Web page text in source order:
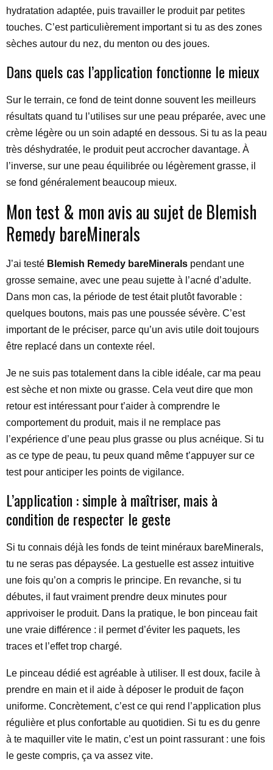
hydratation adaptée, puis travailler le produit par petites
touches. C’est particulièrement important si tu as des zones
sèches autour du nez, du menton ou des joues.
Dans quels cas l’application fonctionne le mieux
Sur le terrain, ce fond de teint donne souvent les meilleurs
résultats quand tu l’utilises sur une peau préparée, avec une
crème légère ou un soin adapté en dessous. Si tu as la peau
très déshydratée, le produit peut accrocher davantage. À
l’inverse, sur une peau équilibrée ou légèrement grasse, il
se fond généralement beaucoup mieux.
Mon test & mon avis au sujet de Blemish
Remedy bareMinerals
J’ai testé Blemish Remedy bareMinerals pendant une
grosse semaine, avec une peau sujette à l’acné d’adulte.
Dans mon cas, la période de test était plutôt favorable :
quelques boutons, mais pas une poussée sévère. C’est
important de le préciser, parce qu’un avis utile doit toujours
être replacé dans un contexte réel.
Je ne suis pas totalement dans la cible idéale, car ma peau
est sèche et non mixte ou grasse. Cela veut dire que mon
retour est intéressant pour t’aider à comprendre le
comportement du produit, mais il ne remplace pas
l’expérience d’une peau plus grasse ou plus acnéique. Si tu
as ce type de peau, tu peux quand même t’appuyer sur ce
test pour anticiper les points de vigilance.
L’application : simple à maîtriser, mais à
condition de respecter le geste
Si tu connais déjà les fonds de teint minéraux bareMinerals,
tu ne seras pas dépaysée. La gestuelle est assez intuitive
une fois qu’on a compris le principe. En revanche, si tu
débutes, il faut vraiment prendre deux minutes pour
apprivoiser le produit. Dans la pratique, le bon pinceau fait
une vraie différence : il permet d’éviter les paquets, les
traces et l’effet trop chargé.
Le pinceau dédié est agréable à utiliser. Il est doux, facile à
prendre en main et il aide à déposer le produit de façon
uniforme. Concrètement, c’est ce qui rend l’application plus
régulière et plus confortable au quotidien. Si tu es du genre
à te maquiller vite le matin, c’est un point rassurant : une fois
le geste compris, ça va assez vite.